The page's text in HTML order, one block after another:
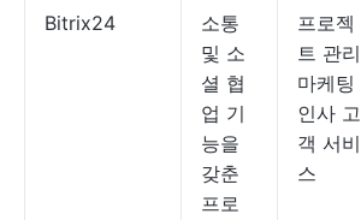
Bitrix24
소통
및 소
셜 협
업 기
능을
갖춘
프로
프로젝
트 관리
마케팅
인사 고
객 서비
스